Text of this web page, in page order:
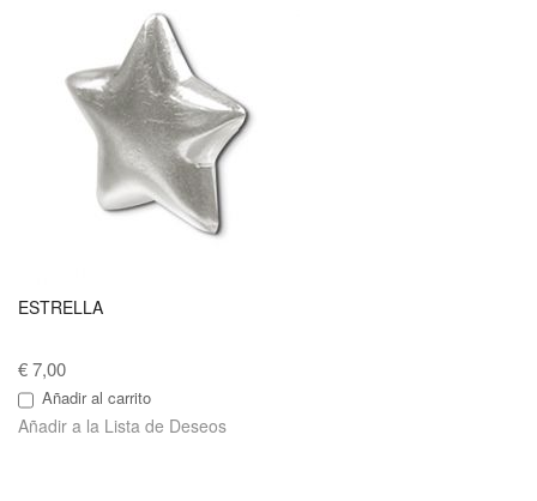
ESTRELLA
€ 7,00
Añadir al carrito
Añadir a la Lista de Deseos